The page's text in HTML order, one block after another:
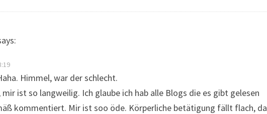
Himmel, war der schlecht.
mir ist so langweilig. Ich glaube ich hab alle Blogs die es gibt gelesen
kommentiert. Mir ist soo öde. Körperliche betätigung fällt flach, da